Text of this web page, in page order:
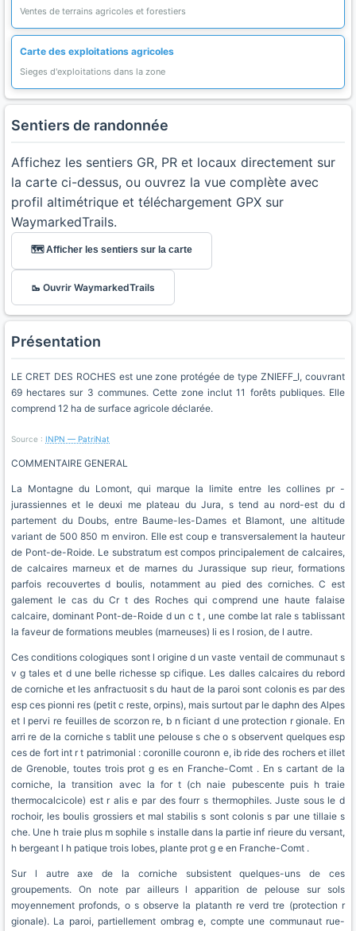
Ventes de terrains agricoles et forestiers
Carte des exploitations agricoles
Sieges d'exploitations dans la zone
Sentiers de randonnée
Affichez les sentiers GR, PR et locaux directement sur
la carte ci-dessus, ou ouvrez la vue complète avec
profil altimétrique et téléchargement GPX sur
WaymarkedTrails.
🗺️ Afficher les sentiers sur la carte
🥾 Ouvrir WaymarkedTrails
Présentation
LE CRET DES ROCHES est une zone protégée de type ZNIEFF_I, couvrant
69 hectares sur 3 communes. Cette zone inclut 11 forêts publiques. Elle
comprend 12 ha de surface agricole déclarée.
Source : INPN — PatriNat
COMMENTAIRE GENERAL
La Montagne du Lomont, qui marque la limite entre les collines pr -
jurassiennes et le deuxi me plateau du Jura, s tend au nord-est du d
partement du Doubs, entre Baume-les-Dames et Blamont, une altitude
variant de 500 850 m environ. Elle est coup e transversalement la hauteur
de Pont-de-Roide. Le substratum est compos principalement de calcaires,
de calcaires marneux et de marnes du Jurassique sup rieur, formations
parfois recouvertes d boulis, notamment au pied des corniches. C est
galement le cas du Cr t des Roches qui comprend une haute falaise
calcaire, dominant Pont-de-Roide d un c t , une combe lat rale s tablissant
la faveur de formations meubles (marneuses) li es l rosion, de l autre.
Ces conditions cologiques sont l origine d un vaste ventail de communaut s
v g tales et d une belle richesse sp cifique. Les dalles calcaires du rebord
de corniche et les anfractuosit s du haut de la paroi sont colonis es par des
esp ces pionni res (petit c reste, orpins), mais surtout par le daphn des Alpes
et l pervi re feuilles de scorzon re, b n ficiant d une protection r gionale. En
arri re de la corniche s tablit une pelouse s che o s observent quelques esp
ces de fort int r t patrimonial : coronille couronn e, ib ride des rochers et illet
de Grenoble, toutes trois prot g es en Franche-Comt . En s cartant de la
corniche, la transition avec la for t (ch naie pubescente puis h traie
thermocalcicole) est r alis e par des fourr s thermophiles. Juste sous le d
rochoir, les boulis grossiers et mal stabilis s sont colonis s par une tillaie s
che. Une h traie plus m sophile s installe dans la partie inf rieure du versant,
h bergeant l h patique trois lobes, plante prot g e en Franche-Comt .
Sur l autre axe de la corniche subsistent quelques-uns de ces
groupements. On note par ailleurs l apparition de pelouse sur sols
moyennement profonds, o s observe la platanth re verd tre (protection r
gionale). La paroi, partiellement ombrag e, compte une communaut rue-